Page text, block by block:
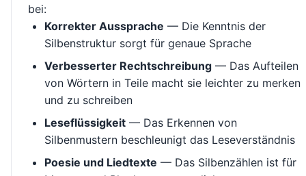
bei:
Korrekter Aussprache — Die Kenntnis der
Silbenstruktur sorgt für genaue Sprache
Verbesserter Rechtschreibung — Das Aufteilen
von Wörtern in Teile macht sie leichter zu merken
und zu schreiben
Leseflüssigkeit — Das Erkennen von
Silbenmustern beschleunigt das Leseverständnis
Poesie und Liedtexte — Das Silbenzählen ist für